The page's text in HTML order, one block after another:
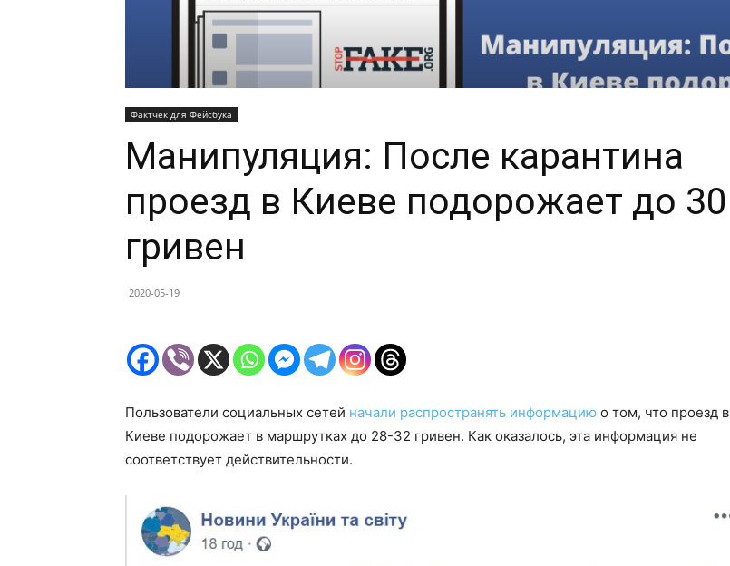
Фактчек для Фейсбука
Манипуляция: После карантина
проезд в Киеве подорожает до 30
гривен
2020-05-19
Пользователи социальных сетей начали распространять информацию о том, что проезд в
Киеве подорожает в маршрутках до 28-32 гривен. Как оказалось, эта информация не
соответствует действительности.